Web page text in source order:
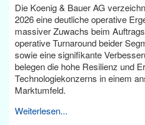
Die Koenig & Bauer AG
2026 eine deutliche operative
massiver Zuwachs beim
operative Turnaround beider
sowie eine signifikante
belegen die hohe Resilienz und
Technologiekonzerns in einem
Marktumfeld.
Weiterlesen...